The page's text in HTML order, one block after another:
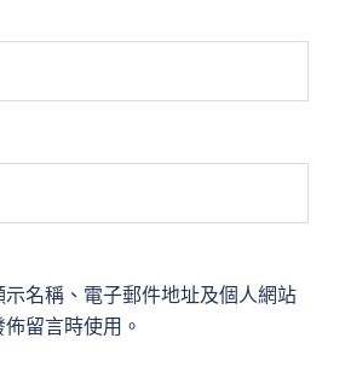
示名稱、電子郵件地址及個人網站
留言時使用。